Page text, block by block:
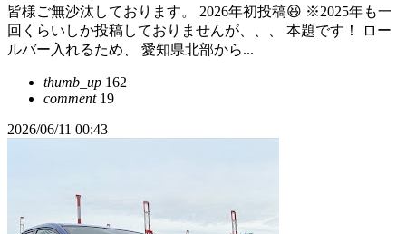
皆様ご無沙汰しております。 2026年初投稿😆 ※2025年も一
回くらいしか投稿しておりませんが、、、 本題です！ ロー
ルバー入れるため、 愛知県北部から...
thumb_up 162
comment19
2026/06/11 00:43